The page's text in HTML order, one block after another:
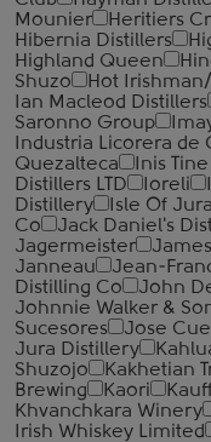
Mounier
Heritiers
Hibernia Distillers
Highland Queen
Shuzo
Hot
Ian Macleod Distillers
Saronno Group
Industria Licorera de
Quezalteca
Inis
Distillers LTD
Ioreli
Distillery
Isle Of Jura
Co
Jack Daniel's
Jagermeister
Janneau
Jean-
Distilling Co
John
Johnnie Walker &
Sucesores
Jose
Jura Distillery
Shuzojo
Kakhetian
Brewing
Kaori
Khvanchkara Winery
Irish Whiskey Limited